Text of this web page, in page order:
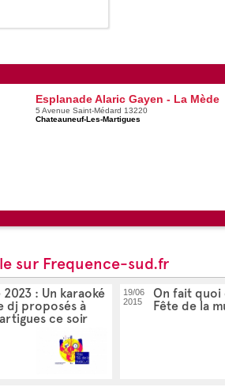
Esplanade Alaric Gayen - La Mède
5 Avenue Saint-Médard 13220
Chateauneuf-Les-Martigues
sur Frequence-sud.fr
: Un karaoké
dj proposés à
ce soir
19/06
2015
On fait
Fête de la